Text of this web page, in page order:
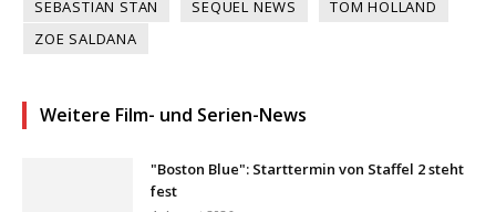
SEBASTIAN STAN SEQUEL NEWS
TOM HOLLAND
ZOE SALDANA
Weitere Film- und Serien-News
"Boston Blue": Starttermin von Staffel 2 steht
fest